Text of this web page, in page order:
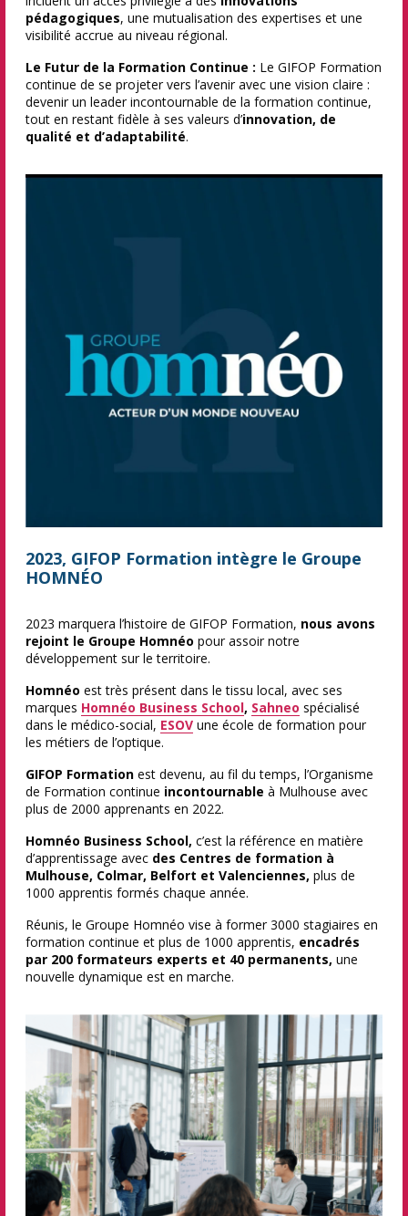
pédagogiques, une mutualisation des expertises et une
visibilité accrue au niveau régional.
Le Futur de la Formation Continue : Le GIFOP Formation
continue de se projeter vers l’avenir avec une vision claire :
devenir un leader incontournable de la formation continue,
tout en restant fidèle à ses valeurs d’innovation, de
qualité et d’adaptabilité.
2023, GIFOP Formation intègre le Groupe
HOMNÉO
2023 marquera l’histoire de GIFOP Formation, nous avons
rejoint le Groupe Homnéo pour assoir notre
développement sur le territoire.
Homnéo est très présent dans le tissu local, avec ses
marques Homnéo Business School, Sahneo spécialisé
dans le médico-social, ESOV une école de formation pour
les métiers de l’optique.
GIFOP Formation est devenu, au fil du temps, l’Organisme
de Formation continue incontournable à Mulhouse avec
plus de 2000 apprenants en 2022.
Homnéo Business School, c’est la référence en matière
d’apprentissage avec des Centres de formation à
Mulhouse, Colmar, Belfort et Valenciennes, plus de
1000 apprentis formés chaque année.
Réunis, le Groupe Homnéo vise à former 3000 stagiaires en
formation continue et plus de 1000 apprentis, encadrés
par 200 formateurs experts et 40 permanents, une
nouvelle dynamique est en marche.